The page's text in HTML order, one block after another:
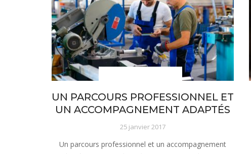
UN PARCOURS PROFESSIONNEL ET
UN ACCOMPAGNEMENT ADAPTÉS
25 janvier 2017
Un parcours professionnel et un accompagnement